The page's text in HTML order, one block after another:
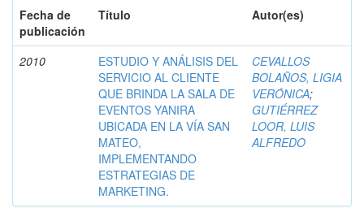
Fecha de
publicación
Título Autor(es)
2010
ESTUDIO Y ANÁLISIS DEL
SERVICIO AL CLIENTE
QUE BRINDA LA SALA DE
EVENTOS YANIRA
UBICADA EN LA VÍA SAN
MATEO,
IMPLEMENTANDO
ESTRATEGIAS DE
MARKETING.
CEVALLOS
BOLAÑOS, LIGIA
VERÓNICA;
GUTIÉRREZ
LOOR, LUIS
ALFREDO